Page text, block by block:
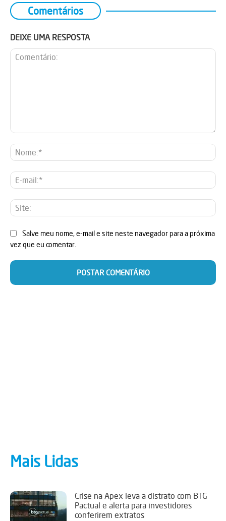
Comentários
DEIXE UMA RESPOSTA
E-
Salve meu nome, e-mail e site neste navegador para a próxima
vez que eu comentar.
Mais Lidas
Crise na Apex leva a distrato com BTG
Pactual e alerta para investidores
conferirem extratos